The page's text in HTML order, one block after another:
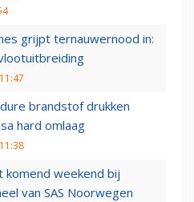
grijpt ternauwernood in:
brandstof drukken
hard omlaag
komend weekend bij
van SAS Noorwegen